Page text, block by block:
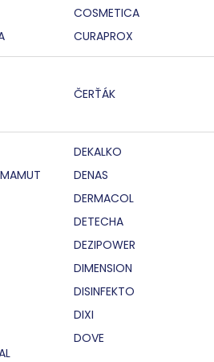
COSMETICA
CURAPROX
ČERŤÁK
DEKALKO
DENAS
DERMACOL
DETECHA
DEZIPOWER
DIMENSION
DISINFEKTO
DIXI
DOVE